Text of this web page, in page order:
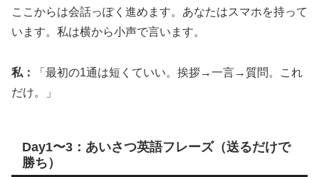
ここからは会話っぽく進めます。あなたはスマホを持って
います。私は横から小声で言います。
私：
「最初の1通は短くていい。挨拶→一言→質問。これ
だけ。」
Day1〜3：あいさつ英語フレーズ（送るだけで
勝ち）